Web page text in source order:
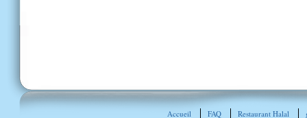
Accueil FAQ Restaurant Halal